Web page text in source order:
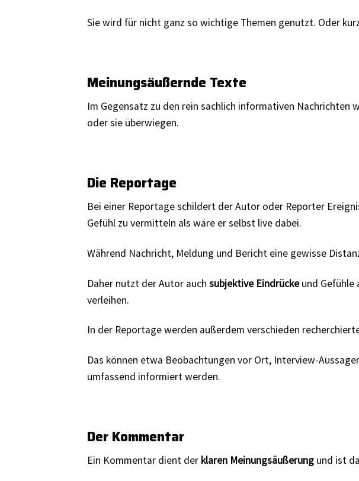
Sie wird für nicht ganz so wichtige Themen genutzt. Oder
Meinungsäußernde Texte
Im Gegensatz zu den rein sachlich informativen Nachrichten
oder sie überwiegen.
Die Reportage
Bei einer Reportage schildert der Autor oder Reporter
Gefühl zu vermitteln als wäre er selbst live dabei.
Während Nachricht, Meldung und Bericht eine gewisse
Daher nutzt der Autor auch subjektive Eindrückeund Gefühle
verleihen.
In der Reportage werden außerdem verschieden
Das können etwa Beobachtungen vor Ort, Interview-
umfassend informiert werden.
Der Kommentar
Ein Kommentar dient der klaren Meinungsäußerung und ist